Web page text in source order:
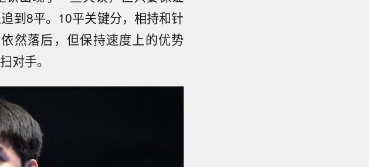
到8平。10平关键分，相持和针
然落后，但保持速度上的优势
对手。